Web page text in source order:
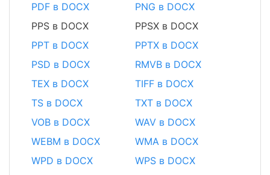
PDF в DOCX
PNG в DOCX
PPS в DOCX
PPSX в DOCX
PPT в DOCX
PPTX в DOCX
PSD в DOCX
RMVB в DOCX
TEX в DOCX
TIFF в DOCX
TS в DOCX
TXT в DOCX
VOB в DOCX
WAV в DOCX
WEBM в DOCX
WMA в DOCX
WPD в DOCX
WPS в DOCX